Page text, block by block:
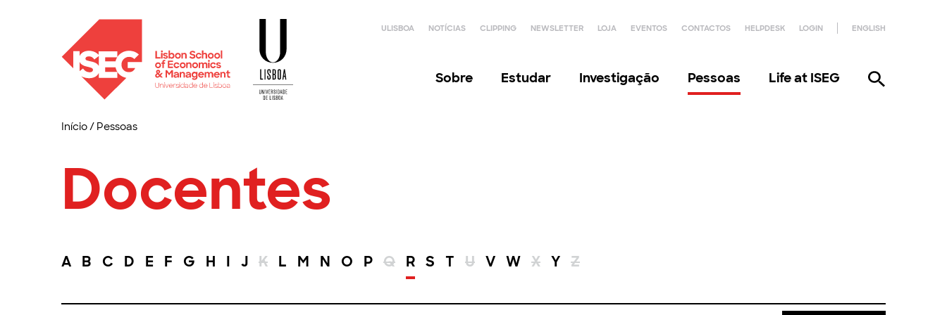
ULISBOA NOTÍCIAS CLIPPING NEWSLETTER LOJA EVENTOS CONTACTOS HELPDESK LOGIN ENGLISH
Sobre Estudar Investigação Pessoas Life at ISEG
Início/ Pessoas
Docentes
A B C D E F G H I J K L M N O P Q R S T U V W X Y Z